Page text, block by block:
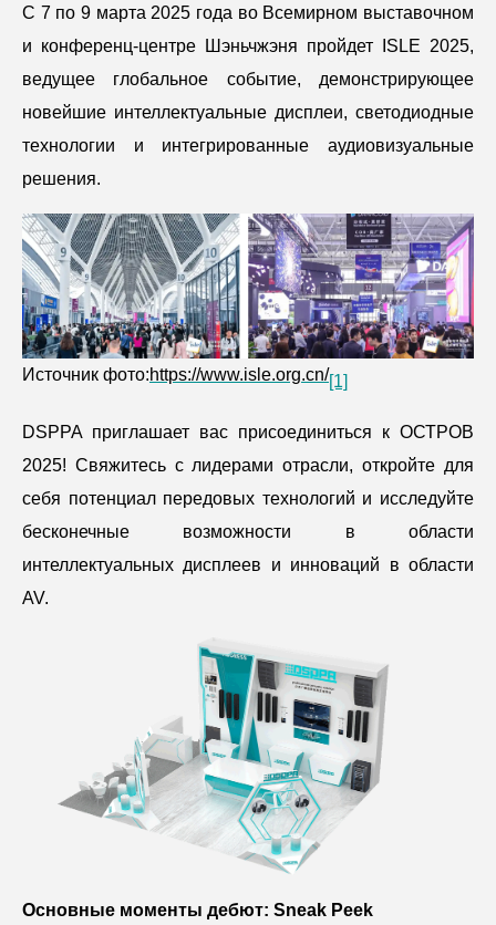
С 7 по 9 марта 2025 года во Всемирном выставочном
и конференц-центре Шэньчжэня пройдет ISLE 2025,
ведущее глобальное событие, демонстрирующее
новейшие интеллектуальные дисплеи, светодиодные
технологии и интегрированные аудиовизуальные
решения.
Источник фото:https://www.isle.org.cn/[1]
DSPPA приглашает вас присоединиться к ОСТРОВ
2025! Свяжитесь с лидерами отрасли, откройте для
себя потенциал передовых технологий и исследуйте
бесконечные возможности в области
интеллектуальных дисплеев и инноваций в области
AV.
Основные моменты дебют: Sneak Peek